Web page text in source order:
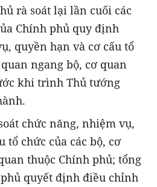
rà soát lại lần cuối các
Chính phủ quy định
quyền hạn và cơ cấu tổ
ngang bộ, cơ quan
khi trình Thủ tướng
chức năng, nhiệm vụ,
tổ chức của các bộ, cơ
thuộc Chính phủ; tổng
quyết định điều chỉnh